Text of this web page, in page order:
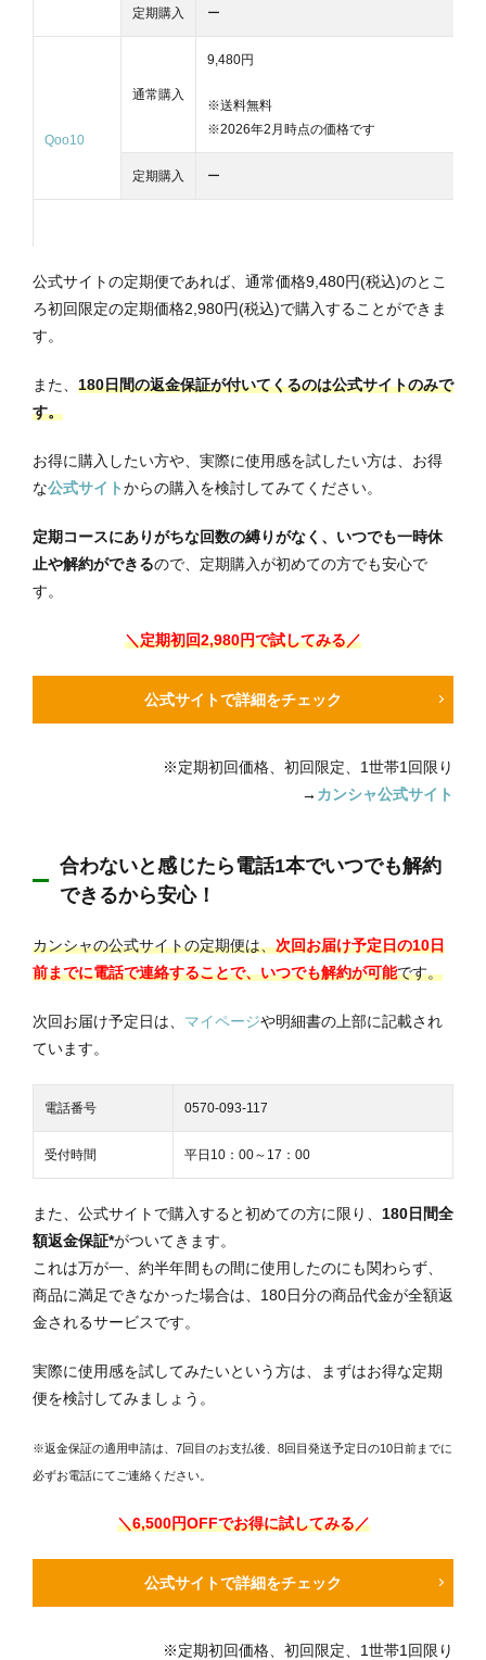
定期購入 ー
Qoo10
通常購入
9,480円
※送料無料
※2026年2月時点の価格です
定期購入 ー
公式サイトの定期便であれば、通常価格9,480円(税込)のとこ
ろ初回限定の定期価格2,980円(税込)で購入することができま
す。
また、 180日間の返金保証が付いてくるのは公式サイトのみで
す。
お得に購入したい方や、実際に使用感を試したい方は、お得
な公式サイトからの購入を検討してみてください。
定期コースにありがちな回数の縛りがなく、いつでも一時休
止や解約ができるので、定期購入が初めての方でも安心で
す。
＼定期初回2,980円で試してみる／
公式サイトで詳細をチェック
※定期初回価格、初回限定、1世帯1回限り
→ カンシャ公式サイト
合わないと感じたら電話1本でいつでも解約
できるから安心！
カンシャの公式サイトの定期便は、次回お届け予定日の10日
前までに電話で連絡することで、いつでも解約が可能です。
次回お届け予定日は、 マイページや明細書の上部に記載され
ています。
電話番号 0570-093-117
受付時間 平日10：00～17：00
また、公式サイトで購入すると初めての方に限り、 180日間全
額返金保証*がついてきます。
これは万が一、約半年間もの間に使用したのにも関わらず、
商品に満足できなかった場合は、180日分の商品代金が全額返
金されるサービスです。
実際に使用感を試してみたいという方は、まずはお得な定期
便を検討してみましょう。
※返金保証の適用申請は、7回目のお支払後、8回目発送予定日の10日前までに
必ずお電話にてご連絡ください。
＼6,500円OFFでお得に試してみる／
公式サイトで詳細をチェック
※定期初回価格、初回限定、1世帯1回限り